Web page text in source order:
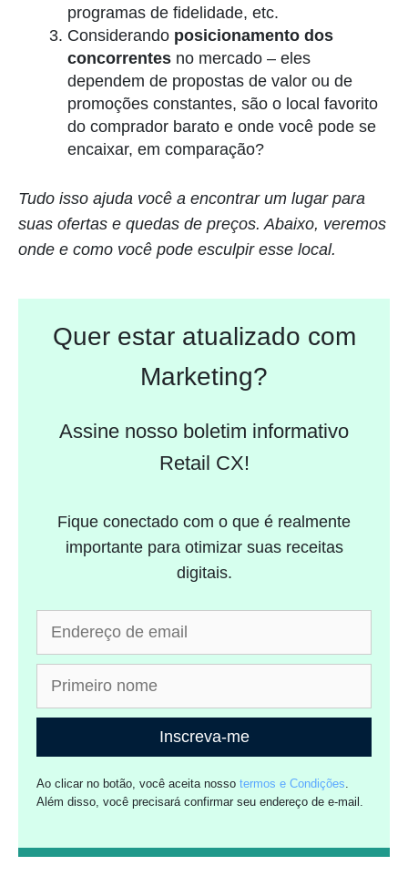
programas de fidelidade, etc.
Considerando posicionamento dos
concorrentes no mercado – eles
dependem de propostas de valor ou de
promoções constantes, são o local favorito
do comprador barato e onde você pode se
encaixar, em comparação?
Tudo isso ajuda você a encontrar um lugar para
suas ofertas e quedas de preços. Abaixo, veremos
onde e como você pode esculpir esse local.
Quer estar atualizado com
Marketing?
Assine nosso boletim informativo
Retail CX!
Fique conectado com o que é realmente
importante para otimizar suas receitas
digitais.
Inscreva-me
Ao clicar no botão, você aceita nossotermos e Condições.
Além disso, você precisará confirmar seu endereço de e-mail.